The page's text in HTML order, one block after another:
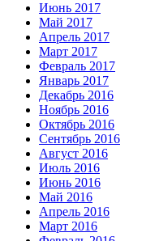
Июнь 2017
Май 2017
Апрель 2017
Март 2017
Февраль 2017
Январь 2017
Декабрь 2016
Ноябрь 2016
Октябрь 2016
Сентябрь 2016
Август 2016
Июль 2016
Июнь 2016
Май 2016
Апрель 2016
Март 2016